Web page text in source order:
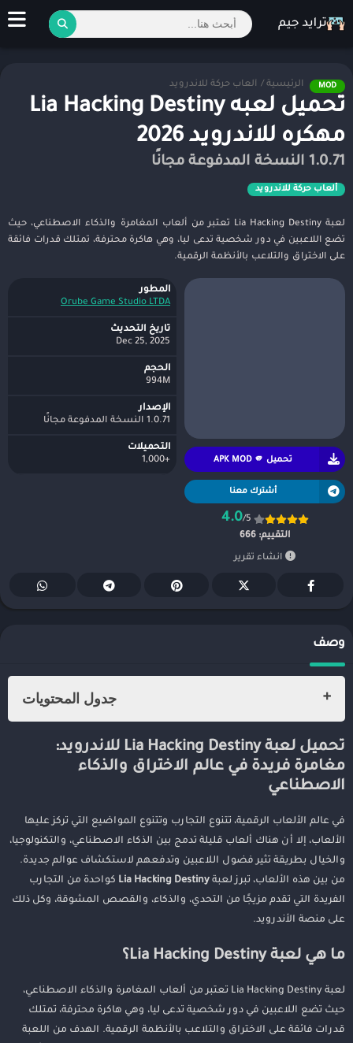
MOD الرئيسية / ألعاب حركة للاندرويد
تحميل لعبه Lia Hacking Destiny
مهكره للاندرويد 2026
1.0.71 النسخة المدفوعة مجانًا
ألعاب حركة للاندرويد
لعبة Lia Hacking Destiny تعتبر من ألعاب المغامرة والذكاء الاصطناعي، حيث
تضع اللاعبين في دور شخصية تدعى ليا، وهي هاكرة محترفة، تمتلك قدرات فائقة
على الاختراق والتلاعب بالأنظمة الرقمية.
تحميل APK MOD 🫵
أشترك معنا
4.0/5
التقييم: 666
انشاء تقرير
المطور
Orube Game Studio LTDA
تاريخ التحديث
Dec 25, 2025
الحجم
994M
الإصدار
1.0.71 النسخة المدفوعة مجانًا
التحميلات
+1,000
وصف
جدول المحتويات
الاختراق والذكاء الاصطناعي
ما هي لعبة Lia Hacking Destiny؟
كيفية تحميل لعبة Lia Hacking Destiny على الأندرويد
مميزات لعبة Lia Hacking Destiny
لماذا يجب عليك تجربة Lia Hacking Destiny؟
تحميل لعبة Lia Hacking Destiny للاندرويد:
مغامرة فريدة في عالم الاختراق والذكاء
الاصطناعي
في عالم الألعاب الرقمية، تتنوع التجارب وتتنوع المواضيع التي تركز عليها
الألعاب، إلا أن هناك ألعاب قليلة تدمج بين الذكاء الاصطناعي، والتكنولوجيا،
والخيال بطريقة تثير فضول اللاعبين وتدفعهم لاستكشاف عوالم جديدة.
من بين هذه الألعاب، تبرز لعبة Lia Hacking Destiny كواحدة من التجارب
الفريدة التي تقدم مزيجًا من التحدي، والذكاء، والقصص المشوقة، وكل ذلك
على منصة الأندرويد.
ما هي لعبة Lia Hacking Destiny؟
لعبة Lia Hacking Destiny تعتبر من ألعاب المغامرة والذكاء الاصطناعي،
حيث تضع اللاعبين في دور شخصية تدعى ليا، وهي هاكرة محترفة، تمتلك
قدرات فائقة على الاختراق والتلاعب بالأنظمة الرقمية. الهدف من اللعبة